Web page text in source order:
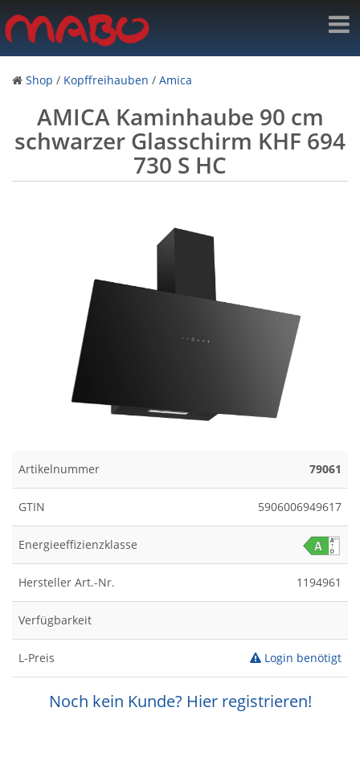
Shop / Kopffreihauben / Amica
AMICA Kaminhaube 90 cm
schwarzer Glasschirm KHF 694
730 S HC
Artikelnummer 79061
GTIN 5906006949617
Energieeffizienzklasse
Hersteller Art.-Nr. 1194961
Verfügbarkeit
L-Preis Login benötigt
Noch kein Kunde? Hier registrieren!